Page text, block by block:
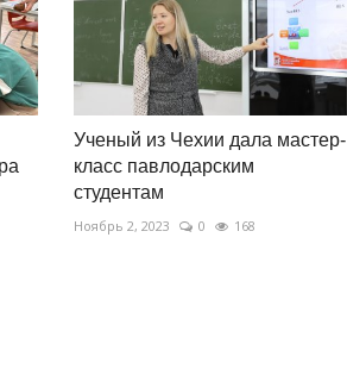
Ученый из Чехии дала мастер-
класс павлодарским
студентам
Ноябрь 2, 2023 0 168